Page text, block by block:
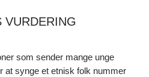
VURDERING
som sender mange unge
at synge et etnisk folk nummer